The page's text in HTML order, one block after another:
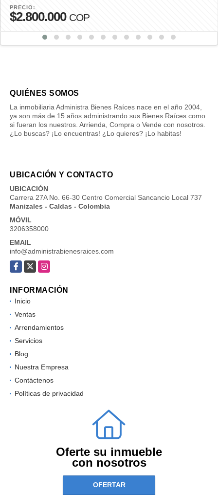
PRECIO:
$2.800.000 COP
QUIÉNES SOMOS
La inmobiliaria Administra Bienes Raíces nace en el año 2004,
ya son más de 15 años administrando sus Bienes Raíces como
si fueran los nuestros. Arrienda, Compra o Vende con nosotros.
¿Lo buscas? ¡Lo encuentras! ¿Lo quieres? ¡Lo habitas!
UBICACIÓN Y CONTACTO
UBICACIÓN
Carrera 27A No. 66-30 Centro Comercial Sancancio Local 737
Manizales - Caldas - Colombia
MÓVIL
3206358000
EMAIL
info@administrabienesraices.com
Facebook
X Instagram
INFORMACIÓN
Inicio
Ventas
Arrendamientos
Servicios
Blog
Nuestra Empresa
Contáctenos
Políticas de privacidad
Oferte su inmueble
con nosotros
OFERTAR